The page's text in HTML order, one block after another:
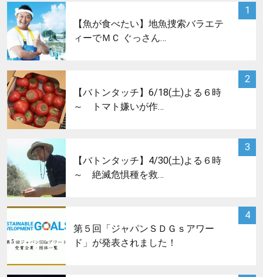
1
サムネイル
【魚が食べたい】地魚捜索バラエテ
ィーでＭＣ ぐっさん…
2
【バトンタッチ】6/18(土)よる６時
～ トマト嫌いが作…
3
【バトンタッチ】4/30(土)よる６時
～ 絶滅危惧種を救…
4
サムネイル
第５回「ジャパンＳＤＧｓアワー
ド」が発表されました！